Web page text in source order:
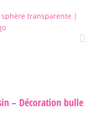
– Décoration bulle